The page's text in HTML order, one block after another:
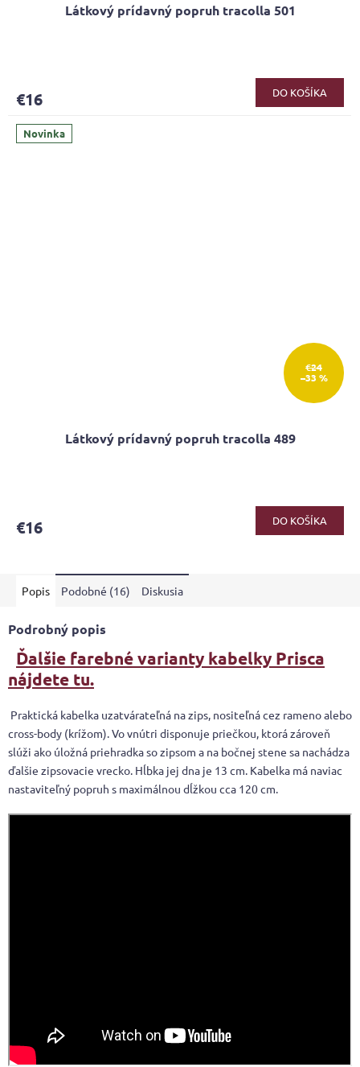
Látkový prídavný popruh tracolla 501
€16 DO KOŠÍKA
Novinka
€24
–33 %
Látkový prídavný popruh tracolla 489
€16 DO KOŠÍKA
Popis Podobné (16) Diskusia
Podrobný popis
Ďalšie farebné varianty kabelky Prisca
nájdete tu.
Praktická kabelka uzatvárateľná na zips, nositeľná cez rameno alebo
cross-body (krížom). Vo vnútri disponuje priečkou, ktorá zároveň
slúži ako úložná priehradka so zipsom a na bočnej stene sa nachádza
ďalšie zipsovacie vrecko. Hĺbka jej dna je 13 cm. Kabelka má naviac
nastaviteľný popruh s maximálnou dĺžkou cca 120 cm.